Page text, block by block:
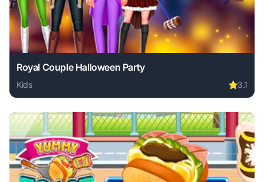
Royal Couple Halloween Party
Kids ⭐3.1
Play Royal Couple Halloween Party online free. kids